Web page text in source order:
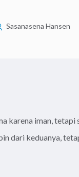
Sasanasena Hansen
karena iman,
dari keduanya,